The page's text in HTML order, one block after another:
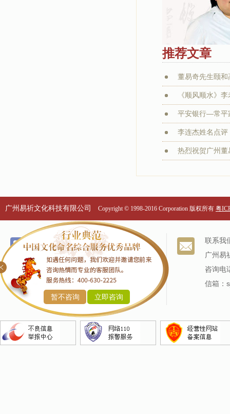
推荐文章
董易奇先生颐
《顺风顺水》
平安银行—常平
李连杰姓名点
热烈祝贺广州
广州易祈文化科技有限公司 Copyright © 1998-2016 Corporation 版权所有 粤
暂不咨询 立即咨询
个名服务
改名服务
商标命名
产品命名
企业命名
关于我们
我们的历史
专家阵容
联系我
广州易
咨询电
信箱：